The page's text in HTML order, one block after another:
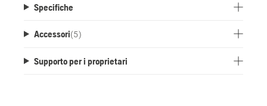
Specifiche
Accessori(5)
Supporto per i proprietari